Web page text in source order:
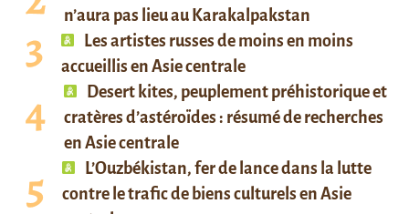
n’aura pas lieu au Karakalpakstan
Les artistes russes de moins en moins
accueillis en Asie centrale
Desert kites, peuplement préhistorique et
cratères d’astéroïdes : résumé de recherches
en Asie centrale
L’Ouzbékistan, fer de lance dans la lutte
contre le trafic de biens culturels en Asie